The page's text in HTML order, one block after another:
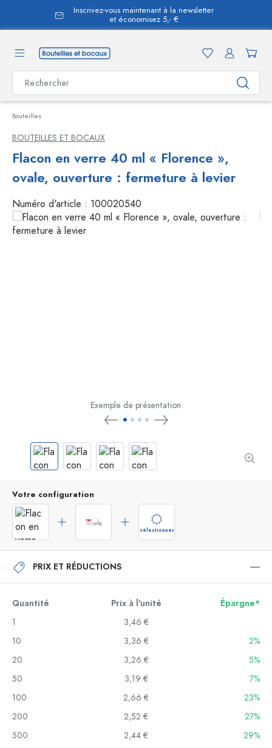
principal
Inscrivez-vous maintenant à la newsletter
et économisez 5,- €
Bouteilles
BOUTEILLES ET BOCAUX
Flacon en verre 40 ml « Florence »,
ovale, ouverture : fermeture à levier
Numéro d'article : 100020540
Exemple de présentation
Votre configuration
sélectionner
PRIX ET RÉDUCTIONS
Quantité Prix à l'unité
Épargne*
1
3,46 €
10
3,36 €
2%
20
3,26 €
5%
50
3,19 €
7%
100
2,66 €
23%
200
2,52 €
27%
500
2,44 €
29%